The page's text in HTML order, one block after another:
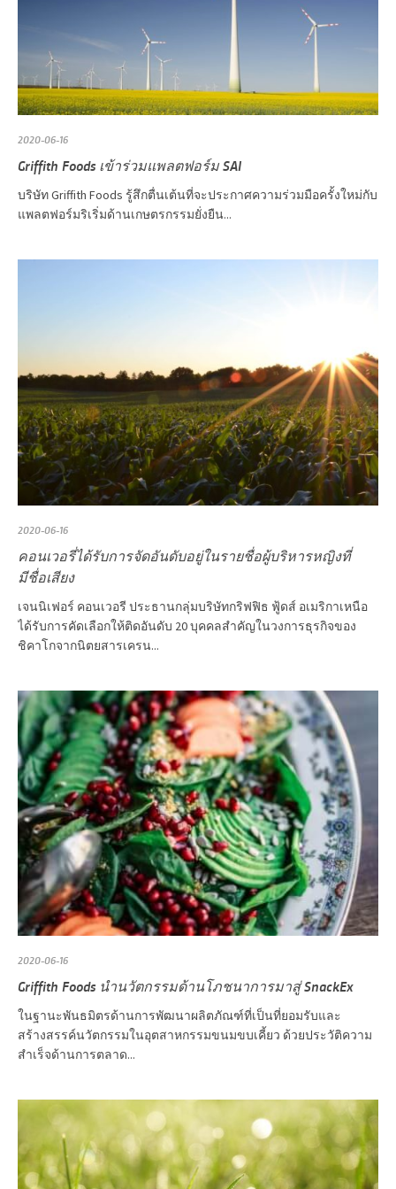
2020-06-16
Griffith Foods เข้าร่วมแพลตฟอร์ม SAI
บริษัท Griffith Foods รู้สึกตื่นเต้นที่จะประกาศความร่วมมือครั้งใหม่กับ
แพลตฟอร์มริเริ่มด้านเกษตรกรรมยั่งยืน...
2020-06-16
คอนเวอรี่ได้รับการจัดอันดับอยู่ในรายชื่อผู้บริหารหญิงที่
มีชื่อเสียง
เจนนิเฟอร์ คอนเวอรี ประธานกลุ่มบริษัทกริฟฟิธ ฟู้ดส์ อเมริกาเหนือ
ได้รับการคัดเลือกให้ติดอันดับ 20 บุคคลสำคัญในวงการธุรกิจของ
ชิคาโกจากนิตยสารเครน...
2020-06-16
Griffith Foods นำนวัตกรรมด้านโภชนาการมาสู่ SnackEx
ในฐานะพันธมิตรด้านการพัฒนาผลิตภัณฑ์ที่เป็นที่ยอมรับและ
สร้างสรรค์นวัตกรรมในอุตสาหกรรมขนมขบเคี้ยว ด้วยประวัติความ
สำเร็จด้านการตลาด...